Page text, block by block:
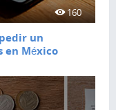
160
un
en México